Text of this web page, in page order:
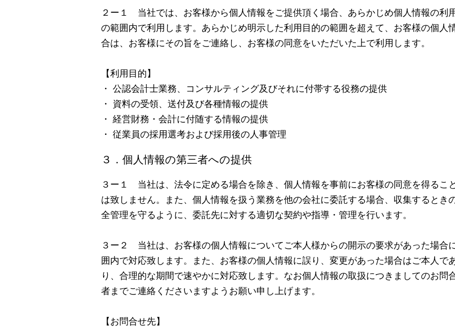
２ー１ 当社では、お客様から個人情報をご提供頂く場合、あらかじめ個人情報の利
の範囲内で利用します。あらかじめ明示した利用目的の範囲を超えて、お客様の個人
合は、お客様にその旨をご連絡し、お客様の同意をいただいた上で利用します。
【利用目的】
・ 公認会計士業務、コンサルティング及びそれに付帯する役務の提供
・ 資料の受領、送付及び各種情報の提供
・ 経営財務・会計に付随する情報の提供
・ 従業員の採用選考および採用後の人事管理
３．個人情報の第三者への提供
３ー１ 当社は、法令に定める場合を除き、個人情報を事前にお客様の同意を得るこ
は致しません。また、個人情報を扱う業務を他の会社に委託する場合、収集するとき
全管理を守るように、委託先に対する適切な契約や指導・管理を行います。
３ー２ 当社は、お客様の個人情報についてご本人様からの開示の要求があった場合
囲内で対応致します。また、お客様の個人情報に誤り、変更があった場合はご本人で
り、合理的な期間で速やかに対応致します。なお個人情報の取扱につきましてのお問
者までご連絡くださいますようお願い申し上げます。
【お問合せ先】